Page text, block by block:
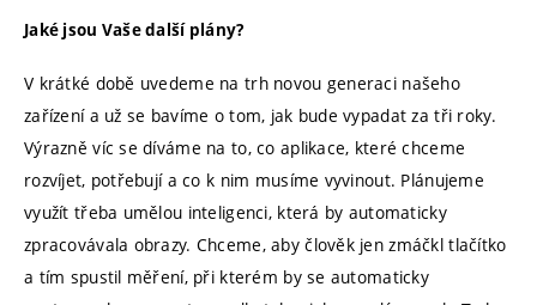
Jaké jsou Vaše další plány?
V krátké době uvedeme na trh novou generaci našeho
zařízení a už se bavíme o tom, jak bude vypadat za tři roky.
Výrazně víc se díváme na to, co aplikace, které chceme
rozvíjet, potřebují a co k nim musíme vyvinout. Plánujeme
využít třeba umělou inteligenci, která by automaticky
zpracovávala obrazy. Chceme, aby člověk jen zmáčkl tlačítko
a tím spustil měření, při kterém by se automaticky